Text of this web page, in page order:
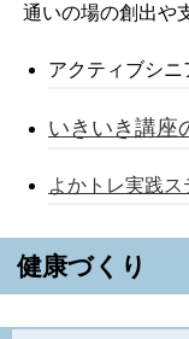
通いの場の創出や
アクティブシ
いきいき講座
よかトレ実践ス
健康づくり